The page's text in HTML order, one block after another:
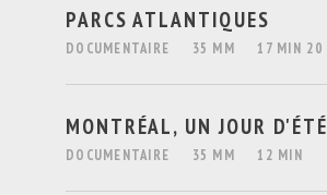
PARCS ATLANTIQUES
DOCUMENTAIRE 35 MM 17 MIN 20
MONTRÉAL, UN JOUR D'ÉTÉ
DOCUMENTAIRE 35 MM 12 MIN